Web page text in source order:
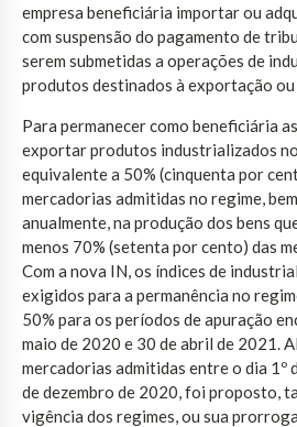
empresa beneficiária importar ou
com suspensão do pagamento de
serem submetidas a operações de
produtos destinados à exportação
Para permanecer como beneficiária
exportar produtos industrializados
equivalente a 50% (cinquenta por
mercadorias admitidas no regime,
anualmente, na produção dos bens
menos 70% (setenta por cento) das
Com a nova IN, os índices de
exigidos para a permanência no
50% para os períodos de apuração
maio de 2020 e 30 de abril de 2021.
mercadorias admitidas entre o dia 1º
de dezembro de 2020, foi proposto,
vigência dos regimes, ou sua